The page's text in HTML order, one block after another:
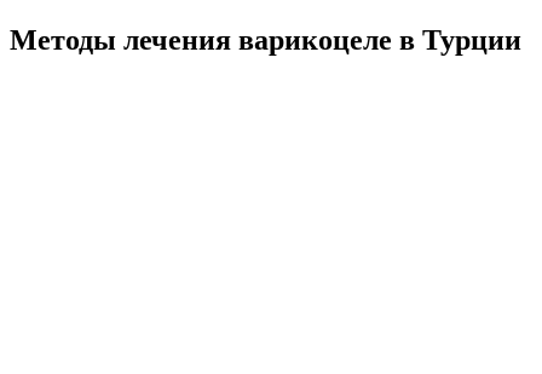
Методы лечения варикоцеле в Турции